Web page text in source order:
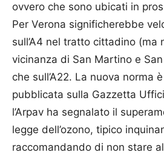
ovvero che sono ubicati in
Per Verona significherebbe
sull’A4 nel tratto cittadino (ma
vicinanza di San Martino e
che sull’A22. La nuova norma
pubblicata sulla Gazzetta
l’Arpav ha segnalato il
legge dell’ozono, tipico
raccomandando di non stare